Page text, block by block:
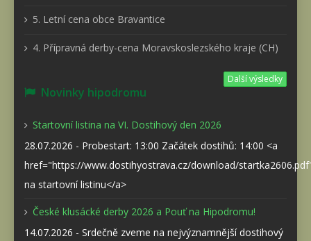
5. Letní cena obce Bravantice
4. Přípravná derby-cena Moravskoslezského kraje (CH)
Další výsledky
Novinky hipodromu
Startovní listina na VI. Dostihový den 2026
28.07.2026 - Probestart: 13:00 Začátek dostihů: 14:00 <a
href="https://www.dostihyostrava.cz/download/
na startovní listinu</a>
České klusácké derby 2026 a Pouť na Hipodromu!
14.07.2026 - Srdečně zveme na nejvýznamnější dostihový